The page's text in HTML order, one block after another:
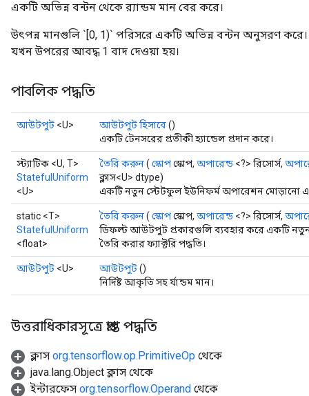
একটি অভিন্ন বন্টন থেকে র‍্যান্ডম মান বের করে।
উৎপন্ন মানগুলি `[0, 1)` পরিসরে একটি অভিন্ন বন্টন অনুসরণ করে।
যখন উপরের আবদ্ধ 1 বাদ দেওয়া হয়।
পাবলিক পদ্ধতি
আউটপুট <U> আউটপুট হিসাবে()
একটি টেনসরের প্রতীকী হ্যান্ডেল প্রদান করে।
স্ট্যাটিক <U, T>
StatefulUniform
<U>
তৈরি করুন( স্কোপস্কোপ, অপারেন্ড <?> রিসোর্স,
ক্লাস<U> dtype)
একটি নতুন স্টেটফুল ইউনিফর্ম অপারেশন মোড়ানো
static <T>
StatefulUniform
<float>
তৈরি করুন( স্কোপস্কোপ, অপারেন্ড <?> রিসোর্স,
ডিফল্ট আউটপুট প্রকারগুলি ব্যবহার করে একটি
তৈরি করার ফ্যাক্টরি পদ্ধতি।
আউটপুট <U> আউটপুট()
নির্দিষ্ট আকৃতি সহ র্যান্ডম মান।
উত্তরাধিকারসূত্রে প্রাপ্ত পদ্ধতি
ক্লাস org.tensorflow.op.PrimitiveOp থেকে
java.lang.Object ক্লাস থেকে
ইন্টারফেস org.tensorflow.Operand থেকে